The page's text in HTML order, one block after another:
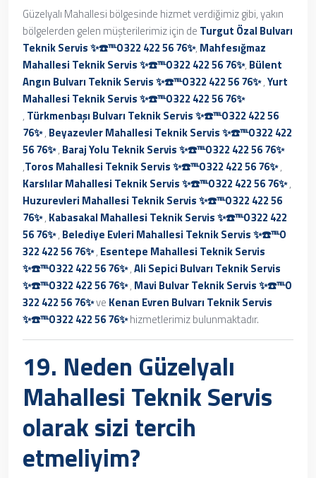
Güzelyalı Mahallesi bölgesinde hizmet verdiğimiz gibi, yakın
bölgelerden gelen müşterilerimiz için de Turgut Özal Bulvarı
Teknik Servis ✨☎️℡0 322 422 56 76✨, Mahfesığmaz
Mahallesi Teknik Servis ✨☎️℡0 322 422 56 76✨, Bülent
Angın Bulvarı Teknik Servis ✨☎️℡0 322 422 56 76✨,Yurt
Mahallesi Teknik Servis ✨☎️℡0 322 422 56 76✨
, Türkmenbaşı Bulvarı Teknik Servis ✨☎️℡0 322 422 56
76✨, Beyazevler Mahallesi Teknik Servis ✨☎️℡0 322 422
56 76✨, Baraj Yolu Teknik Servis ✨☎️℡0 322 422 56 76✨
,Toros Mahallesi Teknik Servis ✨☎️℡0 322 422 56 76✨,
Karslılar Mahallesi Teknik Servis ✨☎️℡0 322 422 56 76✨,
Huzurevleri Mahallesi Teknik Servis ✨☎️℡0 322 422 56
76✨, Kabasakal Mahallesi Teknik Servis ✨☎️℡0 322 422
56 76✨, Belediye Evleri Mahallesi Teknik Servis ✨☎️℡0
322 422 56 76✨, Esentepe Mahallesi Teknik Servis
✨☎️℡0 322 422 56 76✨,Ali Sepici Bulvarı Teknik Servis
✨☎️℡0 322 422 56 76✨, Mavi Bulvar Teknik Servis ✨☎️℡0
322 422 56 76✨ve Kenan Evren Bulvarı Teknik Servis
✨☎️℡0 322 422 56 76✨hizmetlerimiz bulunmaktadır.
19. Neden Güzelyalı
Mahallesi Teknik Servis
olarak sizi tercih
etmeliyim?